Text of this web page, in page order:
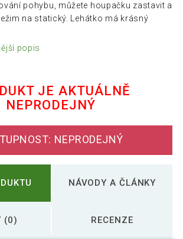
pohybu, můžete houpačku zastavit a
na statický. Lehátko má krásný
popis
JE AKTUÁLNĚ
NEPRODEJNÝ
NEPRODEJNÝ
NÁVODY A ČLÁNKY
(0) RECENZE